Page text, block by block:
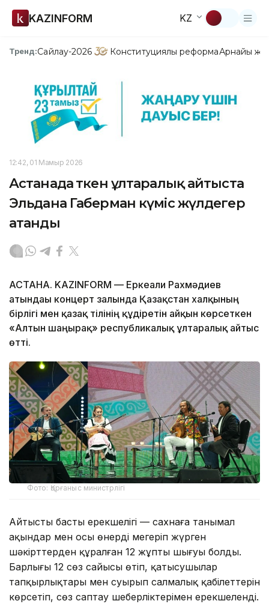
KAZINFORM KZ
Тренд:Сайлау-2026 Конституциялық реформаАрнайы
12:42, 01 Мамыр 2026
Астанада өткен ұлтаралық айтыста
Эльдана Габерман күміс жүлдегер
атанды
АСТАНА. KAZINFORM — Еркеғали Рахмәдиев
атындағы концерт залында Қазақстан халқының
бірлігі мен қазақ тілінің құдіретін айқын көрсеткен
«Алтын шаңырақ» республикалық ұлтаралық айтыс
өтті.
Фото: Қорғаныс министрлігі
Айтыстың басты ерекшелігі — сахнаға танымал
ақындар мен осы өнерді меңгеріп жүрген
шәкірттерден құралған 12 жұптың шығуы болды.
Барлығы 12 сөз сайысы өтіп, қатысушылар
тапқырлықтары мен суырып салмалық қабілеттерін
көрсетіп, сөз саптау шеберліктерімен ерекшеленді.